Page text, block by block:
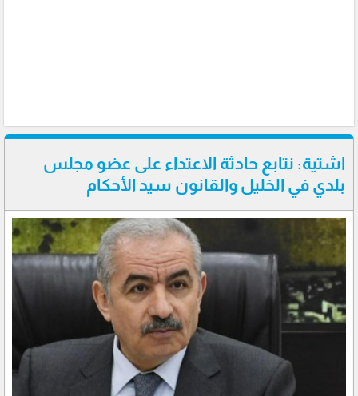
اشتية: نتابع حادثة الاعتداء على عضو مجلس
بلدي في الخليل والقانون سيد الأحكام